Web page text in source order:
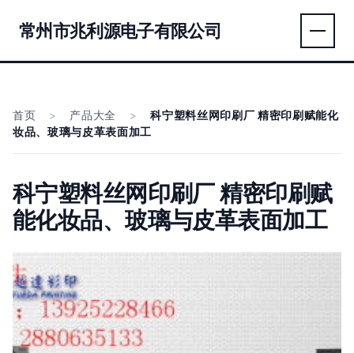
常州市兆利源电子有限公司
首页 > 产品大全 >
科宁塑料丝网印刷厂 精密印刷赋能化
妆品、玻璃与皮革表面加工
科宁塑料丝网印刷厂 精密印刷赋
能化妆品、玻璃与皮革表面加工